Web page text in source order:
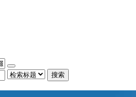
搜索